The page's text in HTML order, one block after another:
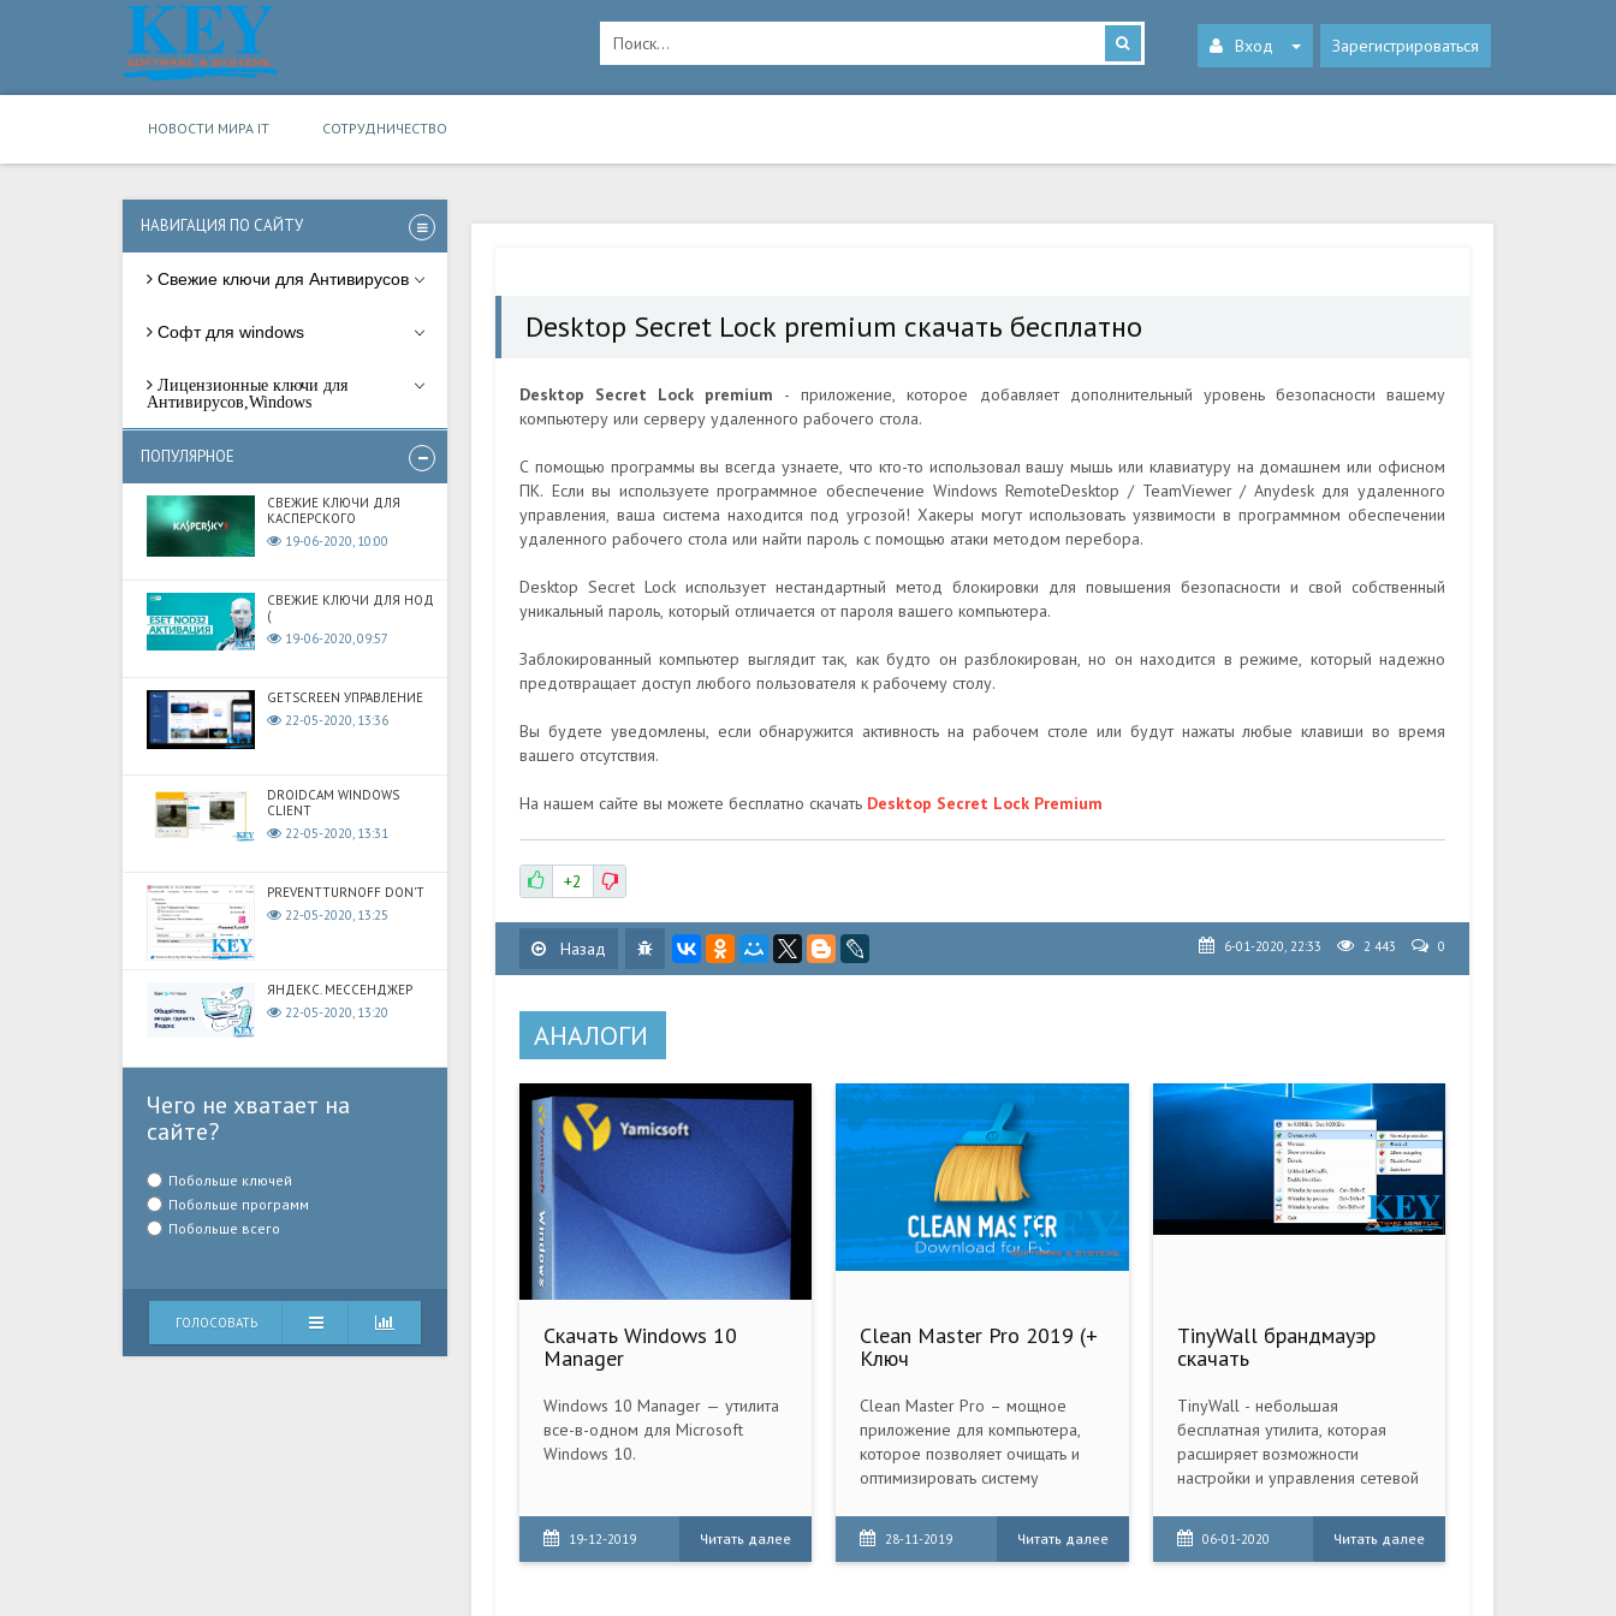
Вход Зарегистрироваться
НОВОСТИ МИРА IT СОТРУДНИЧЕСТВО
НАВИГАЦИЯ ПО САЙТУ
Свежие ключи для Антивирусов
Софт для windows
Лицензионные ключи для
Антивирусов,Windows
ПОПУЛЯРНОЕ
СВЕЖИЕ КЛЮЧИ ДЛЯ
КАСПЕРСКОГО
19-06-2020, 10:00
СВЕЖИЕ КЛЮЧИ ДЛЯ НОД
(
19-06-2020, 09:57
GETSCREEN УПРАВЛЕНИЕ
22-05-2020, 13:36
DROIDCAM WINDOWS
CLIENT
22-05-2020, 13:31
PREVENTTURNOFF DON'T
22-05-2020, 13:25
ЯНДЕКС. МЕССЕНДЖЕР
22-05-2020, 13:20
Чего не хватает на
сайте?
Побольше ключей
Побольше программ
Побольше всего
ГОЛОСОВАТЬ
Desktop Secret Lock premium скачать бесплатно
Desktop Secret Lock premium - приложение, которое добавляет дополнительный уровень безопасности вашему
компьютеру или серверу удаленного рабочего стола.
С помощью программы вы всегда узнаете, что кто-то использовал вашу мышь или клавиатуру на домашнем или офисном
ПК. Если вы используете программное обеспечение Windows RemoteDesktop / TeamViewer / Anydesk для удаленного
управления, ваша система находится под угрозой! Хакеры могут использовать уязвимости в программном обеспечении
удаленного рабочего стола или найти пароль с помощью атаки методом перебора.
Desktop Secret Lock использует нестандартный метод блокировки для повышения безопасности и свой собственный
уникальный пароль, который отличается от пароля вашего компьютера.
Заблокированный компьютер выглядит так, как будто он разблокирован, но он находится в режиме, который надежно
предотвращает доступ любого пользователя к рабочему столу.
Вы будете уведомлены, если обнаружится активность на рабочем столе или будут нажаты любые клавиши во время
вашего отсутствия.
На нашем сайте вы можете бесплатно скачать ​ Desktop Secret Lock Premium
+2
Назад 6-01-2020, 22:33 2 443 0
АНАЛОГИ
Скачать Windows 10
Manager
Windows 10 Manager — утилита
все-в-одном для Microsoft
Windows 10.
19-12-2019 Читать далее
Clean Master Pro 2019 (+
Ключ
Clean Master Pro – мощное
приложение для компьютера,
которое позволяет очищать и
оптимизировать систему
28-11-2019 Читать далее
TinyWall брандмауэр
скачать
TinyWall - небольшая
бесплатная утилита, которая
расширяет возможности
настройки и управления сетевой
брандмауэра ОС Windows.
06-01-2020 Читать далее